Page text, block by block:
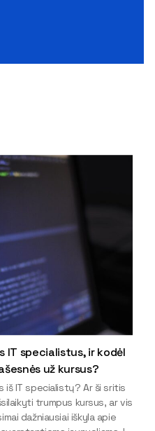
IT specialistus, ir kodėl
už kursus?
IT specialistų? Ar ši sritis
trumpus kursus, ar vis
dažniausiai iškyla apie